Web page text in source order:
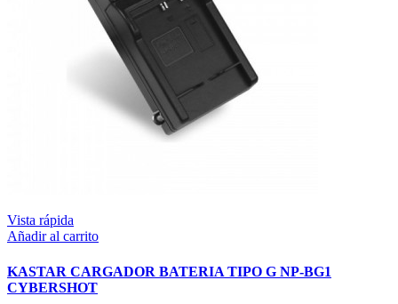
Vista rápida
Añadir al carrito
KASTAR CARGADOR BATERIA TIPO G NP-BG1
CYBERSHOT